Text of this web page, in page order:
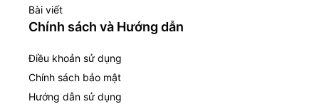
Bài viết
Chính sách và Hướng dẫn
Điều khoản sử dụng
Chính sách bảo mật
Hướng dẫn sử dụng